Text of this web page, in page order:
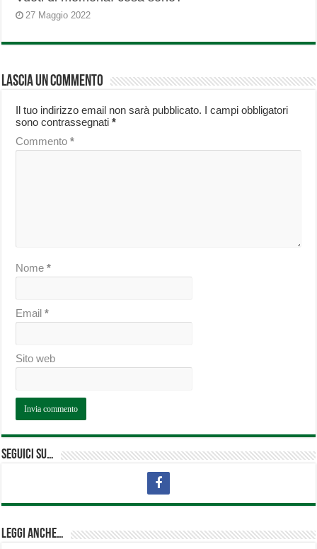
27 Maggio 2022
Lascia un commento
Il tuo indirizzo email non sarà pubblicato. I campi obbligatori
sono contrassegnati*
Commento*
Nome*
Email*
Sito web
Seguici su…
Leggi anche…